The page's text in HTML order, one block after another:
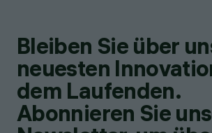
Bleiben Sie über
neuesten
dem Laufenden.
Abonnieren Sie